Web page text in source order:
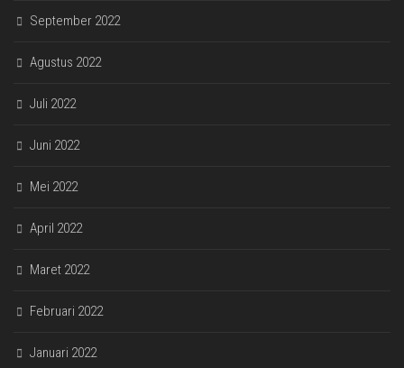
September 2022
Agustus 2022
Juli 2022
Juni 2022
Mei 2022
April 2022
Maret 2022
Februari 2022
Januari 2022